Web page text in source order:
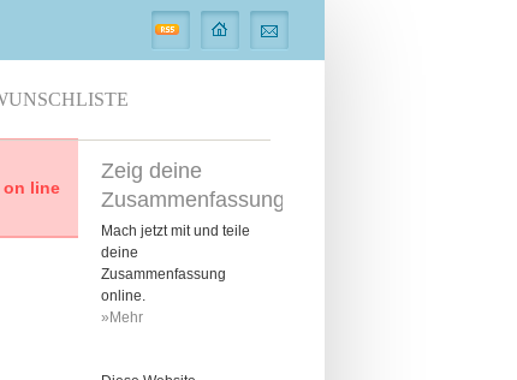
on line
Zeig deine
Zusammenfassung
Mach jetzt mit und teile
deine
Zusammenfassung
online.
»Mehr